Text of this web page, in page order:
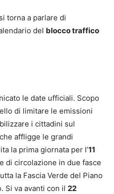
torna a parlare di
del blocco traffico
le date ufficiali. Scopo
di limitare le emissioni
i cittadini sul
affligge le grandi
la prima giornata per l’11
di circolazione in due fasce
la Fascia Verde del Piano
Si va avanti con il 22